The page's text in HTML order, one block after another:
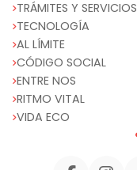
TRÁMITES Y SERVICIOS
TECNOLOGÍA
AL LÍMITE
CÓDIGO SOCIAL
ENTRE NOS
RITMO VITAL
VIDA ECO